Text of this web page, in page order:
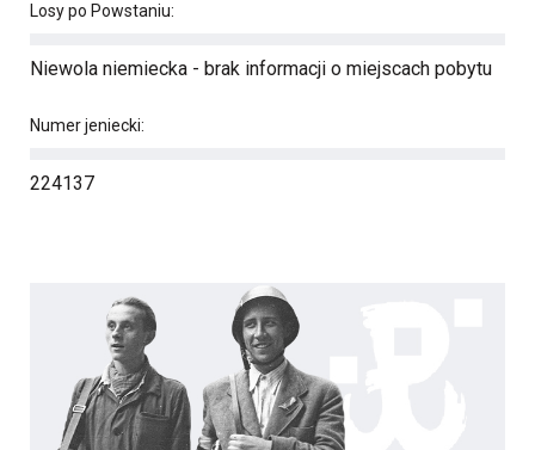
Losy po Powstaniu:
Niewola niemiecka - brak informacji o miejscach pobytu
Numer jeniecki:
224137